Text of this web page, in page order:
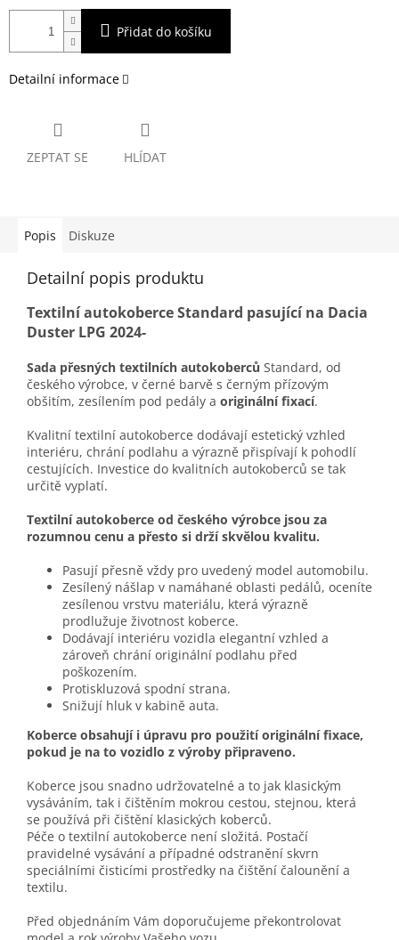
Přidat do košíku
Detailní informace
ZEPTAT SE HLÍDAT
Popis Diskuze
Detailní popis produktu
Textilní autokoberce Standard pasující na Dacia
Duster LPG 2024-
Sada přesných textilních autokoberců Standard, od
českého výrobce, v černé barvě s černým přízovým
obšitím, zesílením pod pedály a originální fixací.
Kvalitní textilní autokoberce dodávají estetický vzhled
interiéru, chrání podlahu a výrazně přispívají k pohodlí
cestujících. Investice do kvalitních autokoberců se tak
určitě vyplatí.
Textilní autokoberce od českého výrobce jsou za
rozumnou cenu a přesto si drží skvělou kvalitu.
Pasují přesně vždy pro uvedený model automobilu.
Zesílený nášlap v namáhané oblasti pedálů, oceníte
zesílenou vrstvu materiálu, která výrazně
prodlužuje životnost koberce.
Dodávají interiéru vozidla elegantní vzhled a
zároveň chrání originální podlahu před
poškozením.
Protiskluzová spodní strana.
Snižují hluk v kabině auta.
Koberce obsahují i úpravu pro použití originální fixace,
pokud je na to vozidlo z výroby připraveno.
Koberce jsou snadno udržovatelné a to jak klasickým
vysáváním, tak i čištěním mokrou cestou, stejnou, která
se používá při čištění klasických koberců.
Péče o textilní autokoberce není složitá. Postačí
pravidelné vysávání a případné odstranění skvrn
speciálními čisticími prostředky na čištění čalounění a
textilu.
Před objednáním Vám doporučujeme překontrolovat